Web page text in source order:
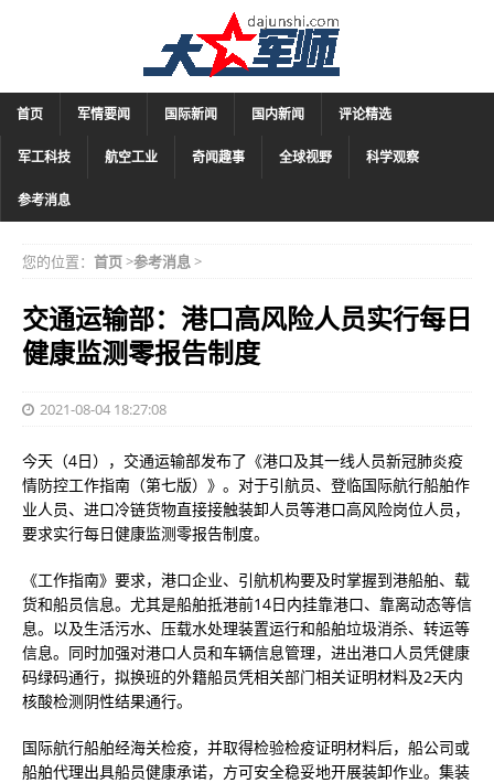
首页 军情要闻 国际新闻 国内新闻 评论精选
军工科技 航空工业 奇闻趣事 全球视野 科学观察
参考消息
您的位置： 首页>参考消息>
交通运输部：港口高风险人员实行每日
健康监测零报告制度
2021-08-04 18:27:08
今天（4日），交通运输部发布了《港口及其一线人员新冠肺炎疫
情防控工作指南（第七版）》。对于引航员、登临国际航行船舶作
业人员、进口冷链货物直接接触装卸人员等港口高风险岗位人员，
要求实行每日健康监测零报告制度。
《工作指南》要求，港口企业、引航机构要及时掌握到港船舶、载
货和船员信息。尤其是船舶抵港前14日内挂靠港口、靠离动态等信
息。以及生活污水、压载水处理装置运行和船舶垃圾消杀、转运等
信息。同时加强对港口人员和车辆信息管理，进出港口人员凭健康
码绿码通行，拟换班的外籍船员凭相关部门相关证明材料及2天内
核酸检测阴性结果通行。
国际航行船舶经海关检疫，并取得检验检疫证明材料后，船公司或
船舶代理出具船员健康承诺，方可安全稳妥地开展装卸作业。集装